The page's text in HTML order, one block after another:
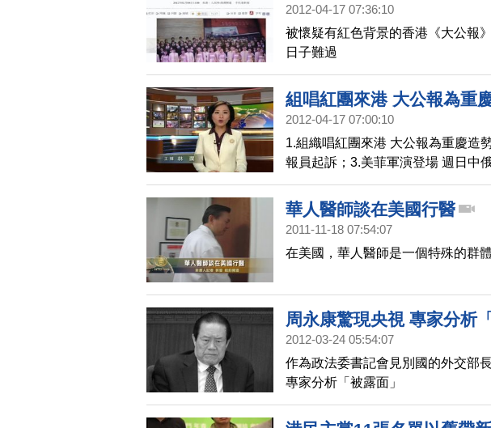
2012-04-17 07:36:10
被懷疑有紅色背景的香港《大公報
日子難過
組唱紅團來港 大公報為重
2012-04-17 07:00:10
1.組織唱紅團來港 大公報為重慶造
報員起訴；3.美菲軍演登場 週日中
春提海伍德案。
,組唱紅團來港 大公報為重慶造勢惹
華人醫師談在美國行醫
2011-11-18 07:54:07
在美國，華人醫師是一個特殊的群
周永康驚現央視 專家分析
2012-03-24 05:54:07
作為政法委書記會見別國的外交部
專家分析「被露面」